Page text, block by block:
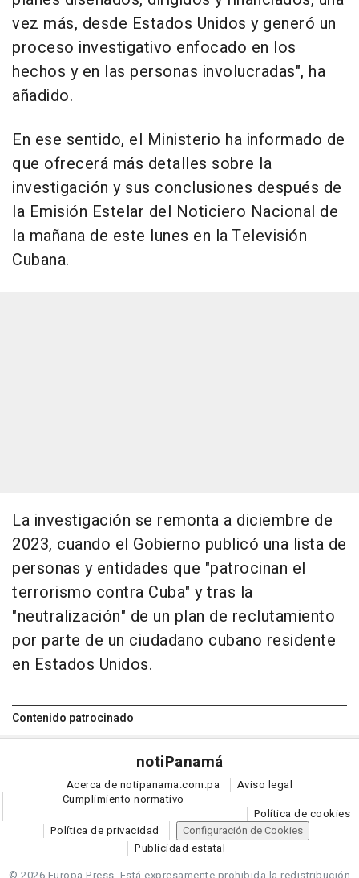
vez más, desde Estados Unidos y generó un
proceso investigativo enfocado en los
hechos y en las personas involucradas", ha
añadido.
En ese sentido, el Ministerio ha informado de
que ofrecerá más detalles sobre la
investigación y sus conclusiones después de
la Emisión Estelar del Noticiero Nacional de
la mañana de este lunes en la Televisión
Cubana.
La investigación se remonta a diciembre de
2023, cuando el Gobierno publicó una lista de
personas y entidades que "patrocinan el
terrorismo contra Cuba" y tras la
"neutralización" de un plan de reclutamiento
por parte de un ciudadano cubano residente
en Estados Unidos.
Contenido patrocinado
notiPanamá
Acerca de notipanama.com.pa
Aviso legal
Cumplimiento normativo
Política de cookies
Política de privacidad
Configuración de Cookies
Publicidad estatal